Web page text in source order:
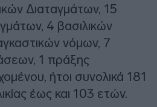
Διαταγμάτων, 15
4 βασιλικών
νόμων, 7
1 πράξης
ήτοι συνολικά 181
έως και 103 ετών.